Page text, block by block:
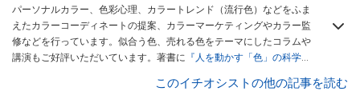
パーソナルカラー、色彩心理、カラートレンド（流行色）などをふま
えたカラーコーディネートの提案、カラーマーケティングやカラー監
修などを行っています。似合う色、売れる色をテーマにしたコラムや
講演もご好評いただいています。著書に 『人を動かす「色」の科学』
このイチオシストの他の記事を読む